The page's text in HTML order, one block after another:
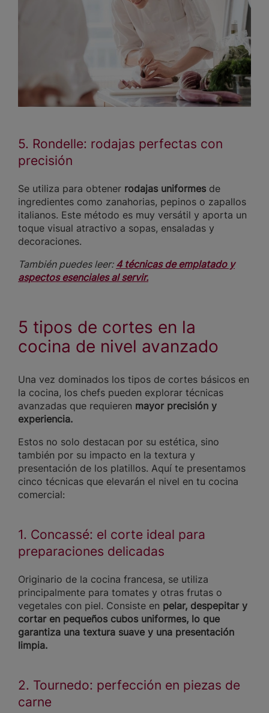
5. Rondelle: rodajas perfectas con
precisión
Se utiliza para obtener rodajas uniformes de
ingredientes como zanahorias, pepinos o zapallos
italianos. Este método es muy versátil y aporta un
toque visual atractivo a sopas, ensaladas y
decoraciones.
También puedes leer: 4 técnicas de emplatado y
aspectos esenciales al servir.
5 tipos de cortes en la
cocina de nivel avanzado
Una vez dominados los tipos de cortes básicos en
la cocina, los chefs pueden explorar técnicas
avanzadas que requieren mayor precisión y
experiencia.
Estos no solo destacan por su estética, sino
también por su impacto en la textura y
presentación de los platillos. Aquí te presentamos
cinco técnicas que elevarán el nivel en tu cocina
comercial:
1. Concassé: el corte ideal para
preparaciones delicadas
Originario de la cocina francesa, se utiliza
principalmente para tomates y otras frutas o
vegetales con piel. Consiste en pelar, despepitar y
cortar en pequeños cubos uniformes, lo que
garantiza una textura suave y una presentación
limpia.
2. Tournedo: perfección en piezas de
carne